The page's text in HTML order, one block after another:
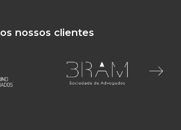
os nossos clientes